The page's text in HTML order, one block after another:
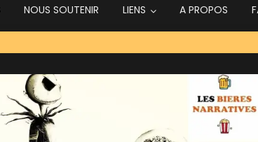
NOUS SOUTENIR LIENS A PROPOS